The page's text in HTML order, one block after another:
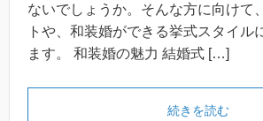
ないでしょうか。そんな方に向けて
トや、和装婚ができる挙式スタイル
ます。 和装婚の魅力 結婚式 […]
続きを読む